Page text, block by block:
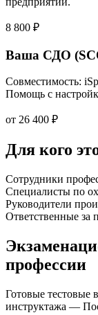
8 800 ₽
Ваша СДО
Совместимость:
Помощь с
от 26 400 ₽
Для кого
Сотрудники
Специалисты по
Руководители
Ответственные за
профессии
Готовые тестовые
инструктажа —